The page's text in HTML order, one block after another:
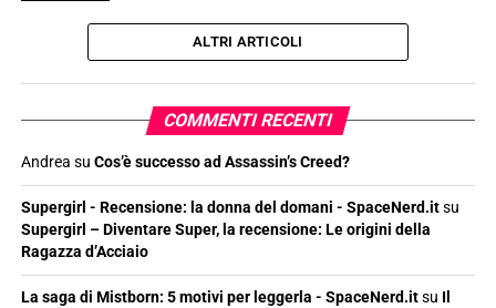
ALTRI ARTICOLI
COMMENTI RECENTI
Andrea su Cos’è successo ad Assassin’s Creed?
Supergirl - Recensione: la donna del domani - SpaceNerd.itsu
Supergirl – Diventare Super, la recensione: Le origini della
Ragazza d’Acciaio
La saga di Mistborn: 5 motivi per leggerla - SpaceNerd.itsu Il